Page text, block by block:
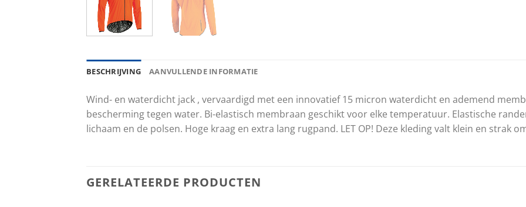
BESCHRIJVING AANVULLENDE INFORMATIE
Wind- en waterdicht jack , vervaardigd met een innovatief 15 micron waterdicht en ademend
bescherming tegen water. Bi-elastisch membraan geschikt voor elke temperatuur. Elastische
lichaam en de polsen. Hoge kraag en extra lang rugpand. LET OP! Deze kleding valt klein en strak
GERELATEERDE PRODUCTEN